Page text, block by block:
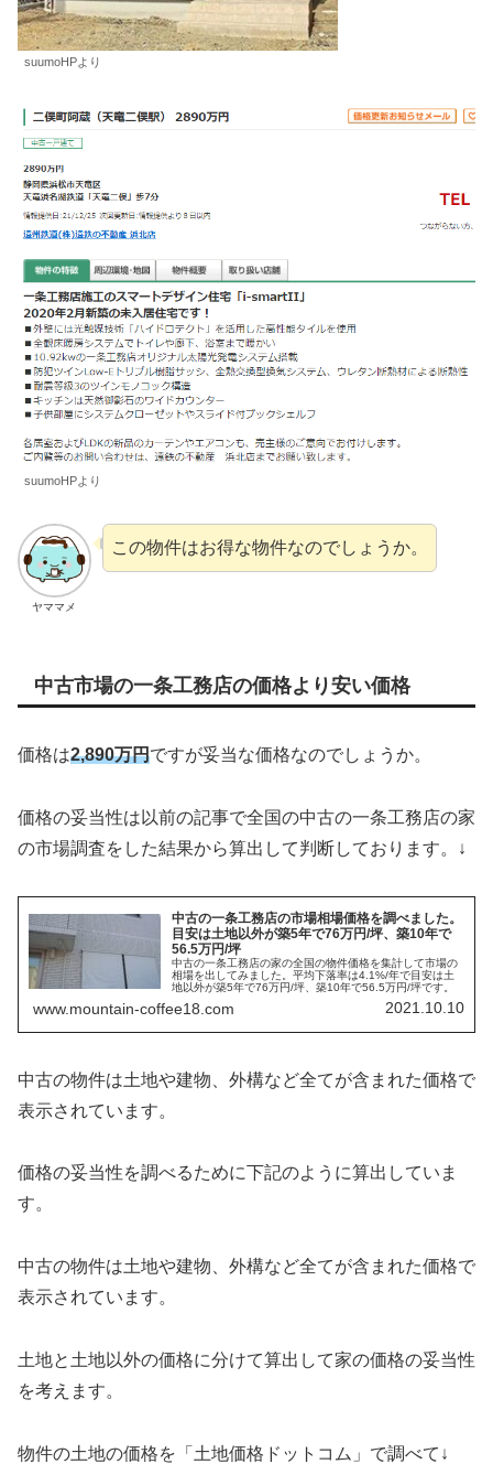
suumoHPより
suumoHPより
ヤママメ
この物件はお得な物件なのでしょうか。
中古市場の一条工務店の価格より安い価格
価格は2,890万円ですが妥当な価格なのでしょうか。
価格の妥当性は以前の記事で全国の中古の一条工務店の家
の市場調査をした結果から算出して判断しております。↓
中古の一条工務店の市場相場価格を調べました。
目安は土地以外が築5年で76万円/坪、築10年で
56.5万円/坪
中古の一条工務店の家の全国の物件価格を集計して市場の
相場を出してみました。平均下落率は4.1%/年で目安は土
地以外が築5年で76万円/坪、築10年で56.5万円/坪です。
www.mountain-coffee18.com 2021.10.10
中古の物件は土地や建物、外構など全てが含まれた価格で
表示されています。
価格の妥当性を調べるために下記のように算出していま
す。
中古の物件は土地や建物、外構など全てが含まれた価格で
表示されています。
土地と土地以外の価格に分けて算出して家の価格の妥当性
を考えます。
物件の土地の価格を「土地価格ドットコム」で調べて↓